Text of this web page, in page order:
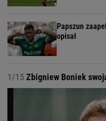
Papszun
opisał
1/15 Zbigniew Boniek